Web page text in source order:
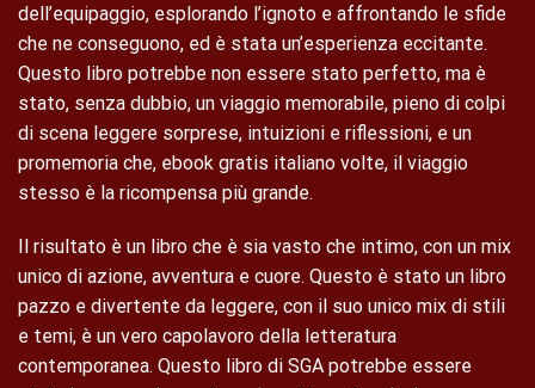
dell’equipaggio, esplorando l’ignoto e affrontando le sfide
che ne conseguono, ed è stata un’esperienza eccitante.
Questo libro potrebbe non essere stato perfetto, ma è
stato, senza dubbio, un viaggio memorabile, pieno di colpi
di scena leggere sorprese, intuizioni e riflessioni, e un
promemoria che, ebook gratis italiano volte, il viaggio
stesso è la ricompensa più grande.
Il risultato è un libro che è sia vasto che intimo, con un mix
unico di azione, avventura e cuore. Questo è stato un libro
pazzo e divertente da leggere, con il suo unico mix di stili
e temi, è un vero capolavoro della letteratura
contemporanea. Questo libro di SGA potrebbe essere